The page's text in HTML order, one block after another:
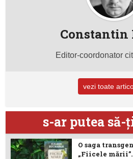
Constantin
Editor-coordonator
vezi toate
s-ar putea să-
O saga
„Fiicele